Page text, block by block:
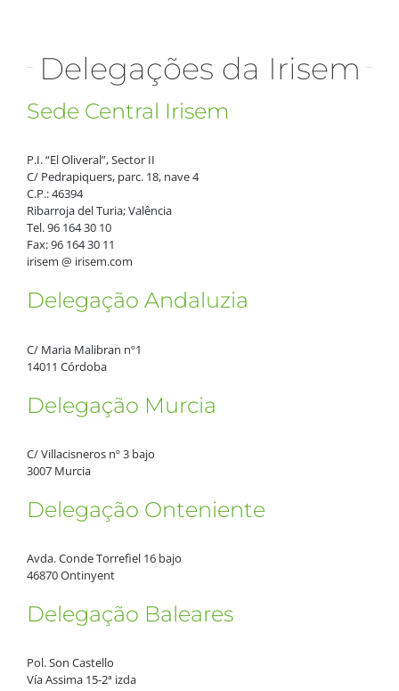
Delegações da Irisem
Sede Central Irisem
P.I. “El Oliveral”, Sector II
C/ Pedrapiquers, parc. 18, nave 4
C.P.: 46394
Ribarroja del Turia; Valência
Tel. 96 164 30 10
Fax: 96 164 30 11
irisem @ irisem.com
Delegação Andaluzia
C/ Maria Malibran nº1
14011 Córdoba
Delegação Murcia
C/ Villacisneros nº 3 bajo
3007 Murcia
Delegação Onteniente
Avda. Conde Torrefiel 16 bajo
46870 Ontinyent
Delegação Baleares
Pol. Son Castello
Vía Assima 15-2ª izda